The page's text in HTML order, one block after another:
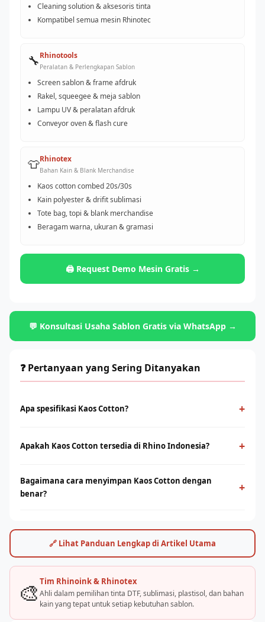
Cleaning solution & aksesoris tinta
Kompatibel semua mesin Rhinotec
🔧Rhinotools
Peralatan & Perlengkapan Sablon
Screen sablon & frame afdruk
Rakel, squeegee & meja sablon
Lampu UV & peralatan afdruk
Conveyor oven & flash cure
👕Rhinotex
Bahan Kain & Blank Merchandise
Kaos cotton combed 20s/30s
Kain polyester & drifit sublimasi
Tote bag, topi & blank merchandise
Beragam warna, ukuran & gramasi
🖨️ Request Demo Mesin Gratis →
💬 Konsultasi Usaha Sablon Gratis via WhatsApp →
❓ Pertanyaan yang Sering Ditanyakan
Apa spesifikasi Kaos Cotton? +
sublimasi, dan sablon manual. Pilihan yang tepat memastikan
Apakah Kaos Cotton tersedia di Rhino Indonesia? +
menyediakan tinta dan bahan sablon berkualitas. Hubungi tim
RhinoCare untuk katalog dan pricelist terbaru.
Bagaimana cara menyimpan Kaos Cotton dengan
benar?
+
dan tutup rapat setelah digunakan. Suhu penyimpanan ideal
15–25°C. Panduan lengkap tersedia dari tim teknisi Rhino.
🔗 Lihat Panduan Lengkap di Artikel Utama
🎨 Tim Rhinoink & Rhinotex
Ahli dalam pemilihan tinta DTF, sublimasi, plastisol, dan bahan
kain yang tepat untuk setiap kebutuhan sablon.